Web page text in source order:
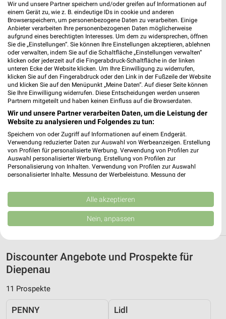
Stiftsallee 70
32425 Minden
Heute geschlossen
306,46 km • Angebote: 1 Prospekt
PENNY Huellhorst
Hauptstr. 3
32609 Huellhorst
Heute geschlossen
322,29 km • Angebote: 1 Prospekt
❯
ALDI Nord Minden
Königstraße 172
geschlossen
307,71 km • Angebote: 4 Prospekte
Discounter Angebote und Prospekte für
Diepenau
11 Prospekte
PENNY Lidl
Wir und unsere Partner speichern und/oder greifen auf Informationen auf
einem Gerät zu, wie z. B. eindeutige IDs in cookie und anderen
Browserspeichern, um personenbezogene Daten zu verarbeiten. Einige
Anbieter verarbeiten Ihre personenbezogenen Daten möglicherweise
aufgrund eines berechtigten Interesses. Um dem zu widersprechen, öffnen
Sie die „Einstellungen“. Sie können Ihre Einstellungen akzeptieren, ablehnen
oder verwalten, indem Sie auf die Schaltfläche „Einstellungen verwalten“
klicken oder jederzeit auf die Fingerabdruck-Schaltfläche in der linken
unteren Ecke der Website klicken. Um Ihre Einwilligung zu widerrufen,
klicken Sie auf den Fingerabdruck oder den Link in der Fußzeile der Website
und klicken Sie auf den Menüpunkt „Meine Daten“. Auf dieser Seite können
Sie Ihre Einwilligung widerrufen. Diese Entscheidungen werden unseren
Partnern mitgeteilt und haben keinen Einfluss auf die Browserdaten.
Wir und unsere Partner verarbeiten Daten, um die Leistung der
Website zu analysieren und Folgendes zu tun:
Speichern von oder Zugriff auf Informationen auf einem Endgerät.
Verwendung reduzierter Daten zur Auswahl von Werbeanzeigen. Erstellung
von Profilen für personalisierte Werbung. Verwendung von Profilen zur
Auswahl personalisierter Werbung. Erstellung von Profilen zur
Personalisierung von Inhalten. Verwendung von Profilen zur Auswahl
personalisierter Inhalte. Messung der Werbeleistung. Messung der
Kombinationen von Daten aus verschiedenen Quellen. Entwicklung und
Verbesserung der Angebote. Verwendung reduzierter Daten zur Auswahl
von Inhalten.
Daten können außerhalb der Europäischen Union weitergegeben und in die
USA gesendet werden.
Website/App.
Partnerliste anzeigen (1 IAB-Anbieter)
Wir nutzen Ihre Daten für folgende Zwecke:
Alle akzeptieren
Nein, anpassen